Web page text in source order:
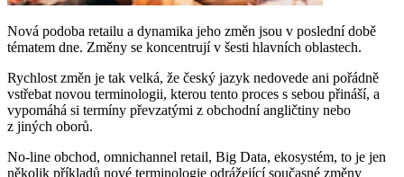
Nová podoba retailu a dynamika jeho změn jsou v poslední době
tématem dne. Změny se koncentrují v šesti hlavních oblastech.
Rychlost změn je tak velká, že český jazyk nedovede ani pořádně
vstřebat novou terminologii, kterou tento proces s sebou přináší, a
vypomáhá si termíny převzatými z obchodní angličtiny nebo
z jiných oborů.
No-line obchod, omnichannel retail, Big Data, ekosystém, to je jen
několik příkladů nové terminologie odrážející současné změny